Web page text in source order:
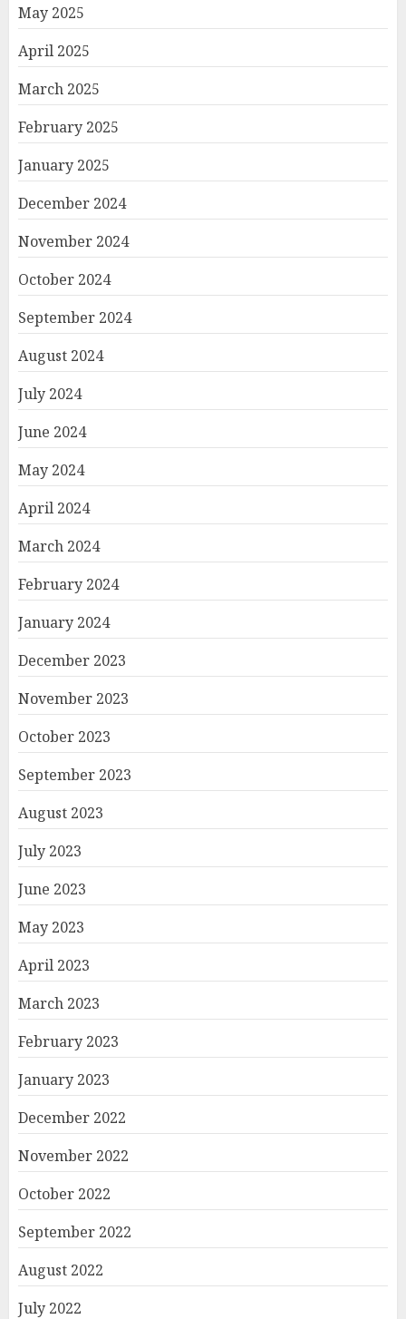
May 2025
April 2025
March 2025
February 2025
January 2025
December 2024
November 2024
October 2024
September 2024
August 2024
July 2024
June 2024
May 2024
April 2024
March 2024
February 2024
January 2024
December 2023
November 2023
October 2023
September 2023
August 2023
July 2023
June 2023
May 2023
April 2023
March 2023
February 2023
January 2023
December 2022
November 2022
October 2022
September 2022
August 2022
July 2022